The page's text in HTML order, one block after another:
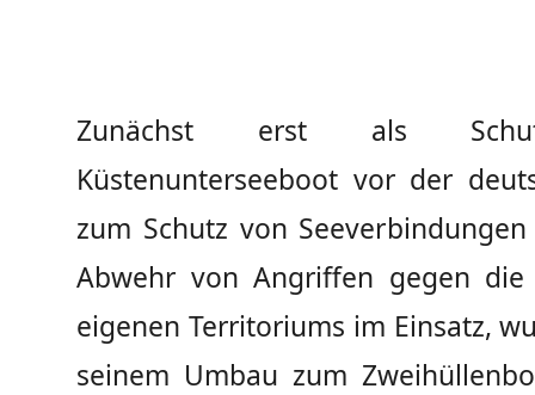
Zunächst erst als
Küstenunterseeboot vor der
zum Schutz von
Abwehr von Angriffen gegen die
eigenen Territoriums im Einsatz,
seinem Umbau zum